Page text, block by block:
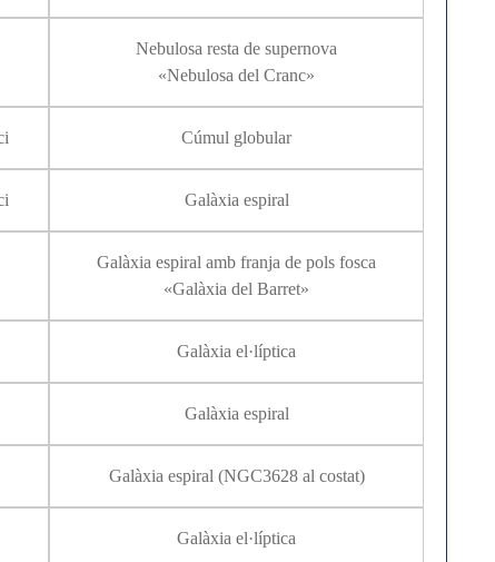
Nebulosa resta de supernova
«Nebulosa del Cranc»
Cúmul globular
Galàxia espiral
Galàxia espiral amb franja de pols fosca
«Galàxia del Barret»
Galàxia el·líptica
Galàxia espiral
Galàxia espiral (NGC3628 al costat)
Galàxia el·líptica